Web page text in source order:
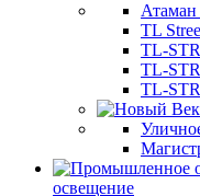
Атаман
TL
TL-
TL-
TL-
освещение